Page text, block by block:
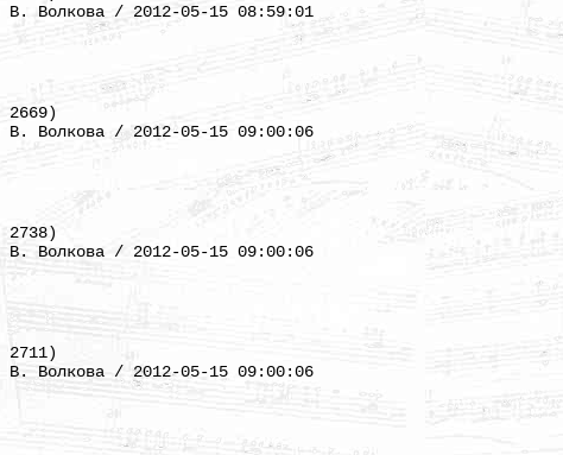
В. Волкова / 2012-05-15 08:59:01
2669)
В. Волкова / 2012-05-15 09:00:06
2738)
В. Волкова / 2012-05-15 09:00:06
2711)
В. Волкова / 2012-05-15 09:00:06